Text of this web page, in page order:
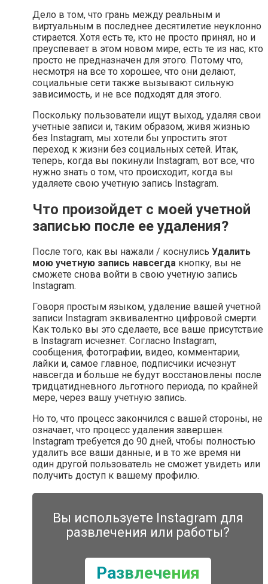
Дело в том, что грань между реальным и
виртуальным в последнее десятилетие неуклонно
стирается. Хотя есть те, кто не просто принял, но и
преуспевает в этом новом мире, есть те из нас, кто
просто не предназначен для этого. Потому что,
несмотря на все то хорошее, что они делают,
социальные сети также вызывают сильную
зависимость, и не все подходят для этого.
Поскольку пользователи ищут выход, удаляя свои
учетные записи и, таким образом, живя жизнью
без Instagram, мы хотели бы упростить этот
переход к жизни без социальных сетей. Итак,
теперь, когда вы покинули Instagram, вот все, что
нужно знать о том, что происходит, когда вы
удаляете свою учетную запись Instagram.
Что произойдет с моей учетной
записью после ее удаления?
После того, как вы нажали / коснулись Удалить
мою учетную запись навсегда кнопку, вы не
сможете снова войти в свою учетную запись
Instagram.
Говоря простым языком, удаление вашей учетной
записи Instagram эквивалентно цифровой смерти.
Как только вы это сделаете, все ваше присутствие
в Instagram исчезнет. Согласно Instagram,
сообщения, фотографии, видео, комментарии,
лайки и, самое главное, подписчики исчезнут
навсегда и больше не будут восстановлены после
тридцатидневного льготного периода, по крайней
мере, через вашу учетную запись.
Но то, что процесс закончился с вашей стороны, не
означает, что процесс удаления завершен.
Instagram требуется до 90 дней, чтобы полностью
удалить все ваши данные, и в то же время ни
один другой пользователь не сможет увидеть или
получить доступ к вашему профилю.
Вы используете Instagram для
развлечения или работы?
Развлечения